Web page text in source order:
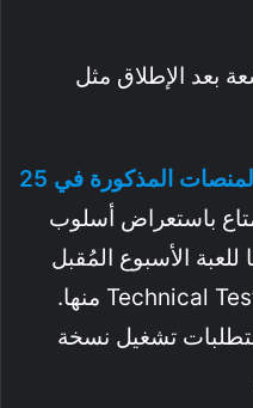
بعد الإطلاق مثل
Elden Ring تتوفر على كل المنصات المذكورة في 25
باستعراض أسلوب
للعبة الأسبوع المُقبل
عندما نقوم بتجربة نسخة الـ Technical Test منها.
تشغيل نسخة